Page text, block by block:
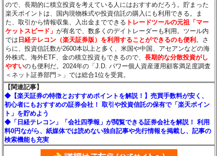
ので、長期的に積立投資を考えている人にはおすすめだろう。貯まった
楽天ポイントは、国内現物株式や投資信託の購入にも利用できる。ま
た、取引から情報収集、入出金までできる トレードツールの元祖「マー
ケットスピード」が有名で、数多くのデイトレーダーも利用。ツール内
では 日経テレコン（楽天証券版）を利用することができるのも便利 。さ
らに、投資信託数が2600本以上と多く、米国や中国、アセアンなどの海
外株式、海外ETF、金の積立投資もできるので、長期的な分散投資がし
やすいのも便利だ。2024年の「J.D. パワー個人資産運用顧客満足度調査
＜ネット証券部門＞」では総合1位を受賞。
【関連記事】
◆【楽天証券の特徴とおすすめポイントを解説！】売買手数料が安く、
初心者にもおすすめの証券会社！ 取引や投資信託の保有で「楽天ポイン
ト」を貯めよう
◆「日経テレコン」「会社四季報」が閲覧できる証券会社を解説！ 利用
料0円ながら、紙媒体では読めない独自記事や先行情報を掲載し、記事の
検索機能も充実